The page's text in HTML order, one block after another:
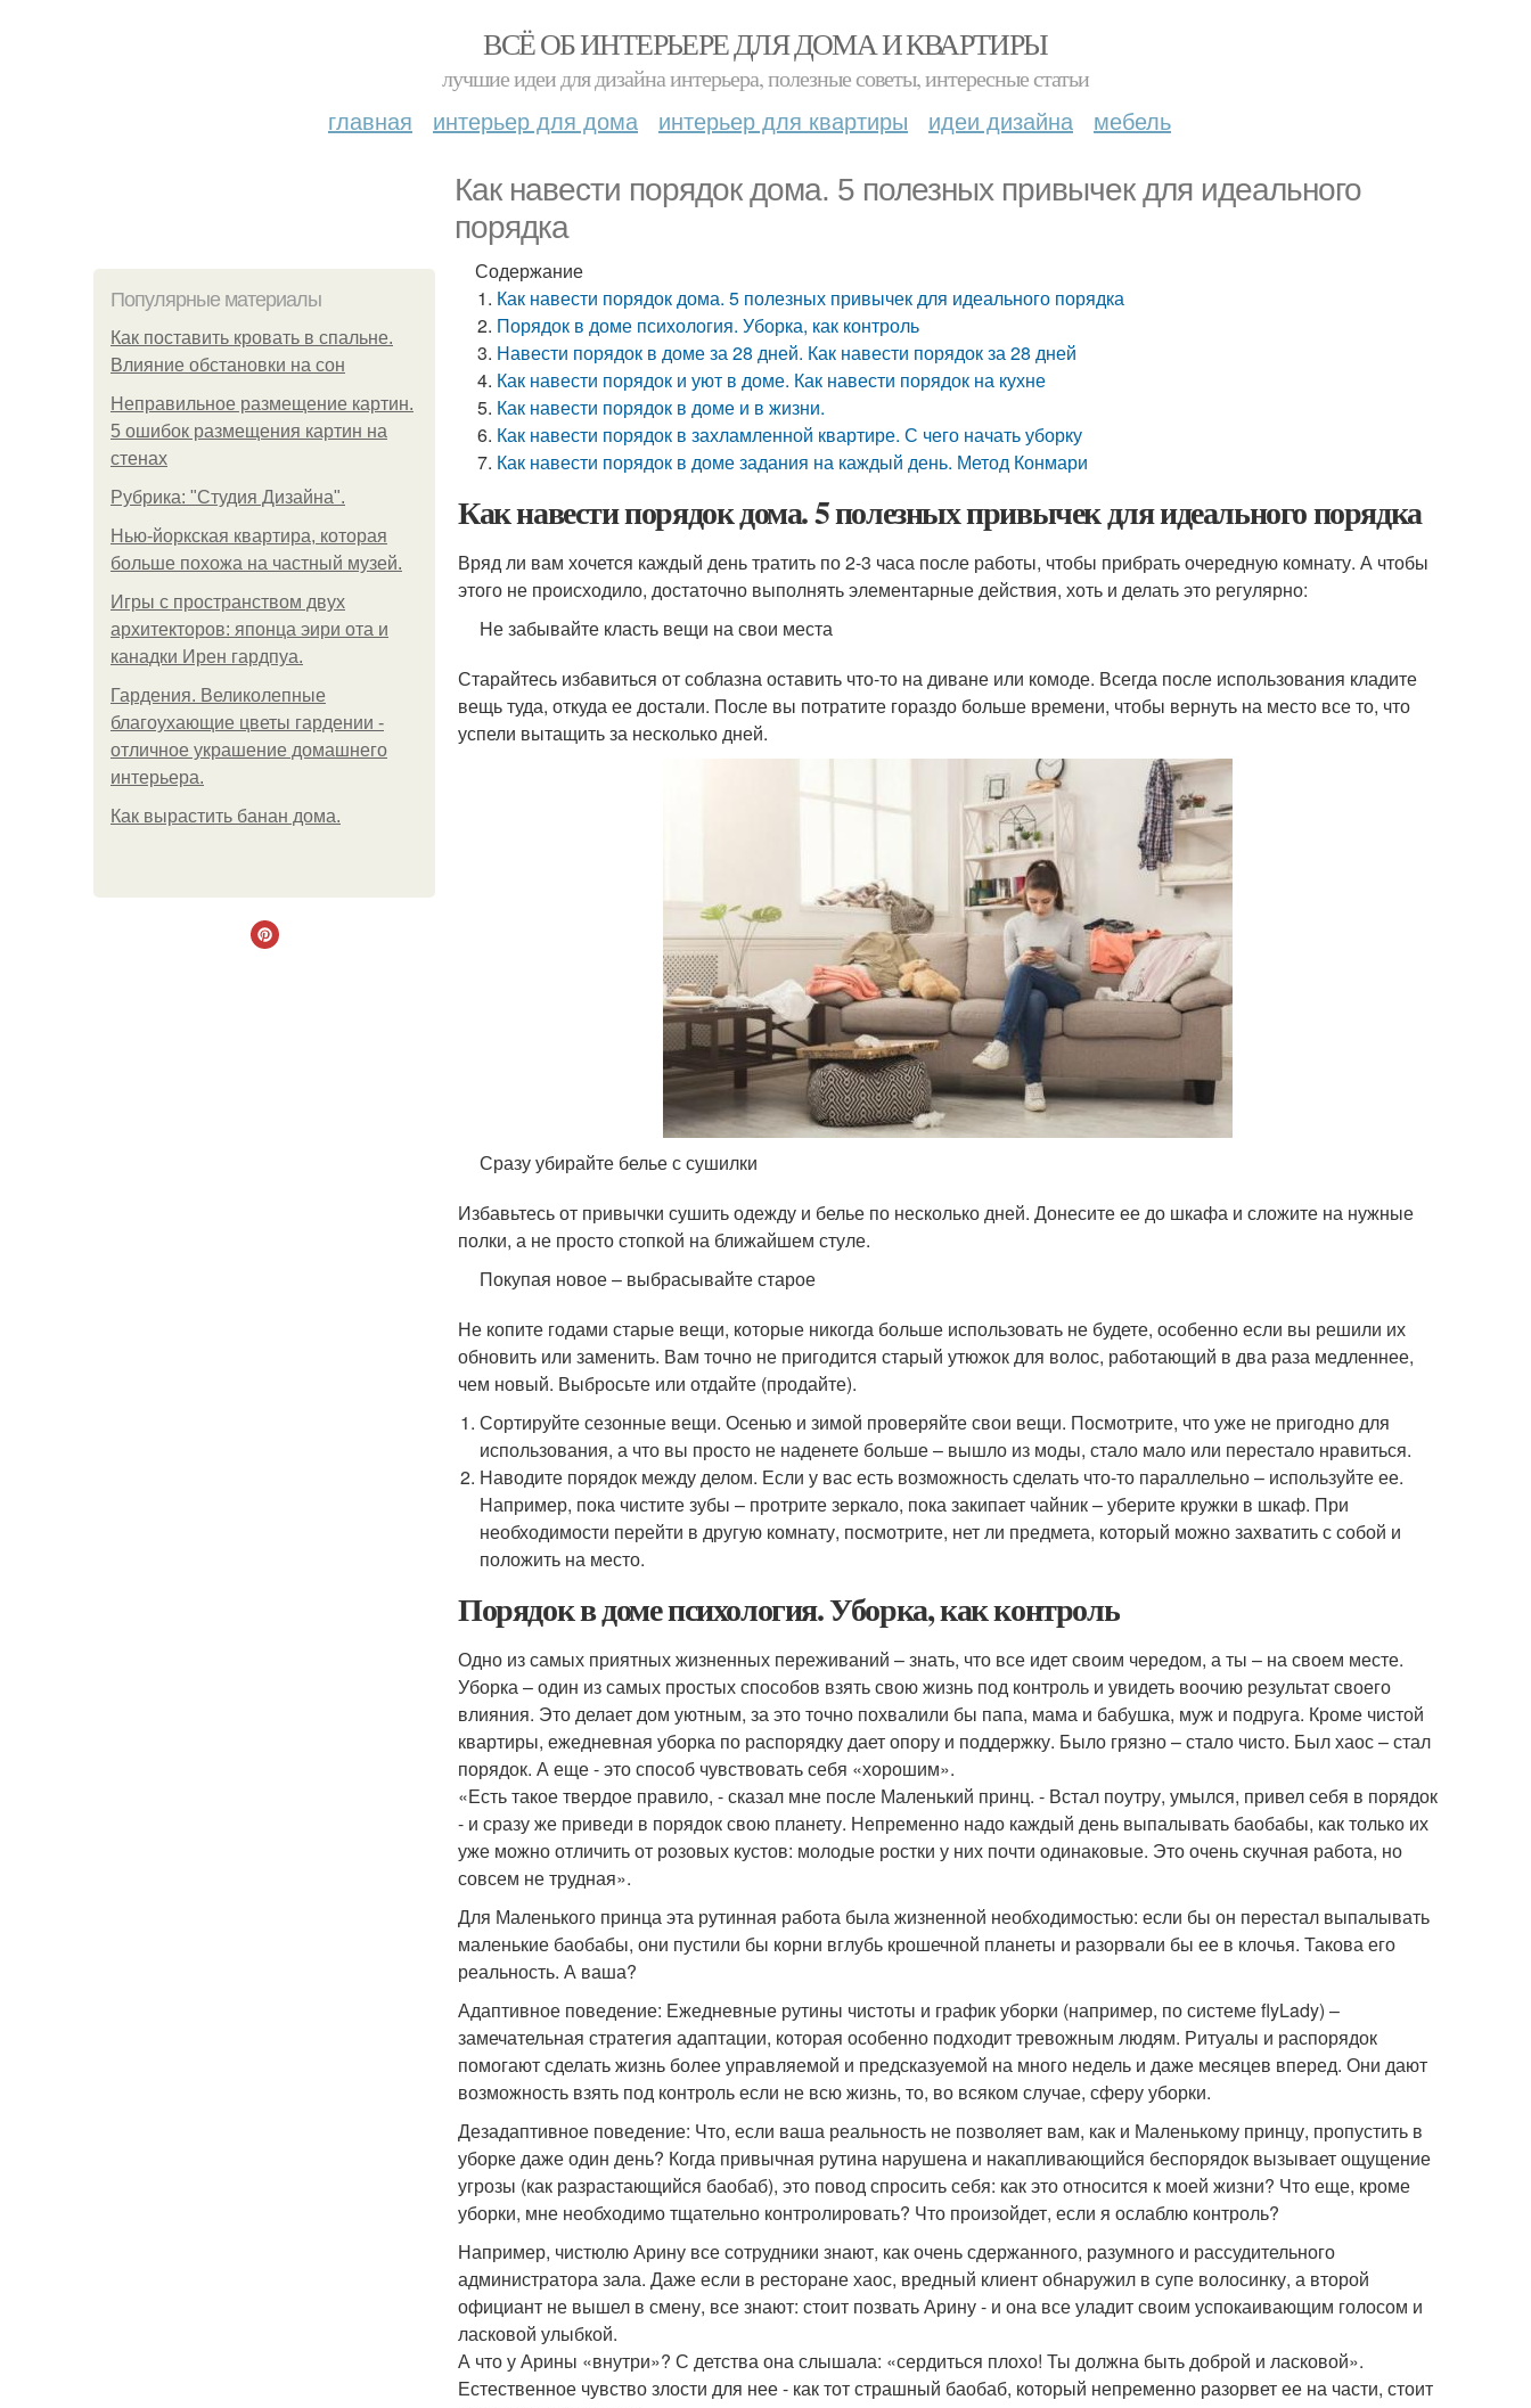
ВСЁ ОБ ИНТЕРЬЕРЕ ДЛЯ ДОМА И КВАРТИРЫ
лучшие идеи для дизайна интерьера, полезные советы, интересные статьи
главная интерьер для дома интерьер для квартиры идеи дизайна мебель
Как навести порядок дома. 5 полезных привычек для идеального
порядка
Популярные материалы
Как поставить кровать в спальне.
Влияние обстановки на сон
Неправильное размещение картин.
5 ошибок размещения картин на
стенах
Рубрика: "Студия Дизайна".
Нью-йоркская квартира, которая
больше похожа на частный музей.
Игры с пространством двух
архитекторов: японца эири ота и
канадки Ирен гардпуа.
Гардения. Великолепные
благоухающие цветы гардении -
отличное украшение домашнего
интерьера.
Как вырастить банан дома.
Содержание
Как навести порядок дома. 5 полезных привычек для идеального порядка
Порядок в доме психология. Уборка, как контроль
Навести порядок в доме за 28 дней. Как навести порядок за 28 дней
Как навести порядок и уют в доме. Как навести порядок на кухне
Как навести порядок в доме и в жизни.
Как навести порядок в захламленной квартире. С чего начать уборку
Как навести порядок в доме задания на каждый день. Метод Конмари
Как навести порядок дома. 5 полезных привычек для идеального порядка
Вряд ли вам хочется каждый день тратить по 2-3 часа после работы, чтобы прибрать очередную комнату. А чтобы
этого не происходило, достаточно выполнять элементарные действия, хоть и делать это регулярно:
Не забывайте класть вещи на свои места
Старайтесь избавиться от соблазна оставить что-то на диване или комоде. Всегда после использования кладите
вещь туда, откуда ее достали. После вы потратите гораздо больше времени, чтобы вернуть на место все то, что
успели вытащить за несколько дней.
Сразу убирайте белье с сушилки
Избавьтесь от привычки сушить одежду и белье по несколько дней. Донесите ее до шкафа и сложите на нужные
полки, а не просто стопкой на ближайшем стуле.
Покупая новое – выбрасывайте старое
Не копите годами старые вещи, которые никогда больше использовать не будете, особенно если вы решили их
обновить или заменить. Вам точно не пригодится старый утюжок для волос, работающий в два раза медленнее,
чем новый. Выбросьте или отдайте (продайте).
Сортируйте сезонные вещи. Осенью и зимой проверяйте свои вещи. Посмотрите, что уже не пригодно для
использования, а что вы просто не наденете больше – вышло из моды, стало мало или перестало нравиться.
Наводите порядок между делом. Если у вас есть возможность сделать что-то параллельно – используйте ее.
Например, пока чистите зубы – протрите зеркало, пока закипает чайник – уберите кружки в шкаф. При
необходимости перейти в другую комнату, посмотрите, нет ли предмета, который можно захватить с собой и
положить на место.
Порядок в доме психология. Уборка, как контроль
Одно из самых приятных жизненных переживаний – знать, что все идет своим чередом, а ты – на своем месте.
Уборка – один из самых простых способов взять свою жизнь под контроль и увидеть воочию результат своего
влияния. Это делает дом уютным, за это точно похвалили бы папа, мама и бабушка, муж и подруга. Кроме чистой
квартиры, ежедневная уборка по распорядку дает опору и поддержку. Было грязно – стало чисто. Был хаос – стал
порядок. А еще - это способ чувствовать себя «хорошим».
«Есть такое твердое правило, - сказал мне после Маленький принц. - Встал поутру, умылся, привел себя в порядок
- и сразу же приведи в порядок свою планету. Непременно надо каждый день выпалывать баобабы, как только их
уже можно отличить от розовых кустов: молодые ростки у них почти одинаковые. Это очень скучная работа, но
совсем не трудная».
Для Маленького принца эта рутинная работа была жизненной необходимостью: если бы он перестал выпалывать
маленькие баобабы, они пустили бы корни вглубь крошечной планеты и разорвали бы ее в клочья. Такова его
реальность. А ваша?
Адаптивное поведение: Ежедневные рутины чистоты и график уборки (например, по системе flyLady) –
замечательная стратегия адаптации, которая особенно подходит тревожным людям. Ритуалы и распорядок
помогают сделать жизнь более управляемой и предсказуемой на много недель и даже месяцев вперед. Они дают
возможность взять под контроль если не всю жизнь, то, во всяком случае, сферу уборки.
Дезадаптивное поведение: Что, если ваша реальность не позволяет вам, как и Маленькому принцу, пропустить в
уборке даже один день? Когда привычная рутина нарушена и накапливающийся беспорядок вызывает ощущение
угрозы (как разрастающийся баобаб), это повод спросить себя: как это относится к моей жизни? Что еще, кроме
уборки, мне необходимо тщательно контролировать? Что произойдет, если я ослаблю контроль?
Например, чистюлю Арину все сотрудники знают, как очень сдержанного, разумного и рассудительного
администратора зала. Даже если в ресторане хаос, вредный клиент обнаружил в супе волосинку, а второй
официант не вышел в смену, все знают: стоит позвать Арину - и она все уладит своим успокаивающим голосом и
ласковой улыбкой.
А что у Арины «внутри»? С детства она слышала: «сердиться плохо! Ты должна быть доброй и ласковой».
Естественное чувство злости для нее - как тот страшный баобаб, который непременно разорвет ее на части, стоит